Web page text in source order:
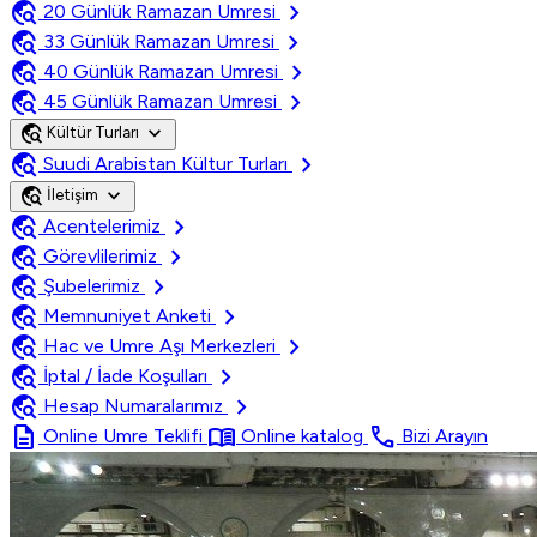
travel_explore 20 Günlük Ramazan Umresi
chevron_right
travel_explore 33 Günlük Ramazan Umresi
chevron_right
travel_explore 40 Günlük Ramazan Umresi
chevron_right
travel_explore 45 Günlük Ramazan Umresi chevron_right
travel_explore Kültür Turları expand_more
travel_explore Suudi Arabistan Kültur Turları chevron_right
travel_explore İletişim expand_more
travel_explore Acentelerimiz
chevron_right
travel_explore Görevlilerimiz
chevron_right
travel_explore Şubelerimiz
chevron_right
travel_explore Memnuniyet Anketi
chevron_right
travel_explore Hac ve Umre Aşı Merkezleri
chevron_right
travel_explore İptal / İade Koşulları
chevron_right
travel_explore Hesap Numaralarımız
chevron_right
description Online Umre Teklifi menu_book Online katalog call Bizi Arayın